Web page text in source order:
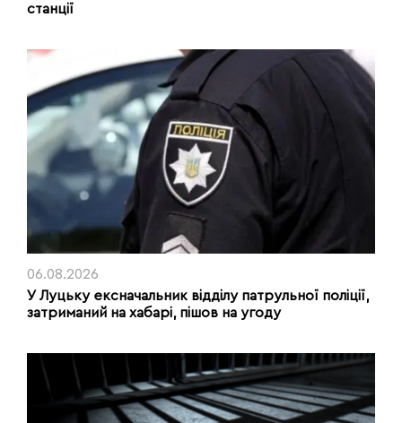
станції
06.08.2026
У Луцьку ексначальник відділу патрульної поліції,
затриманий на хабарі, пішов на угоду